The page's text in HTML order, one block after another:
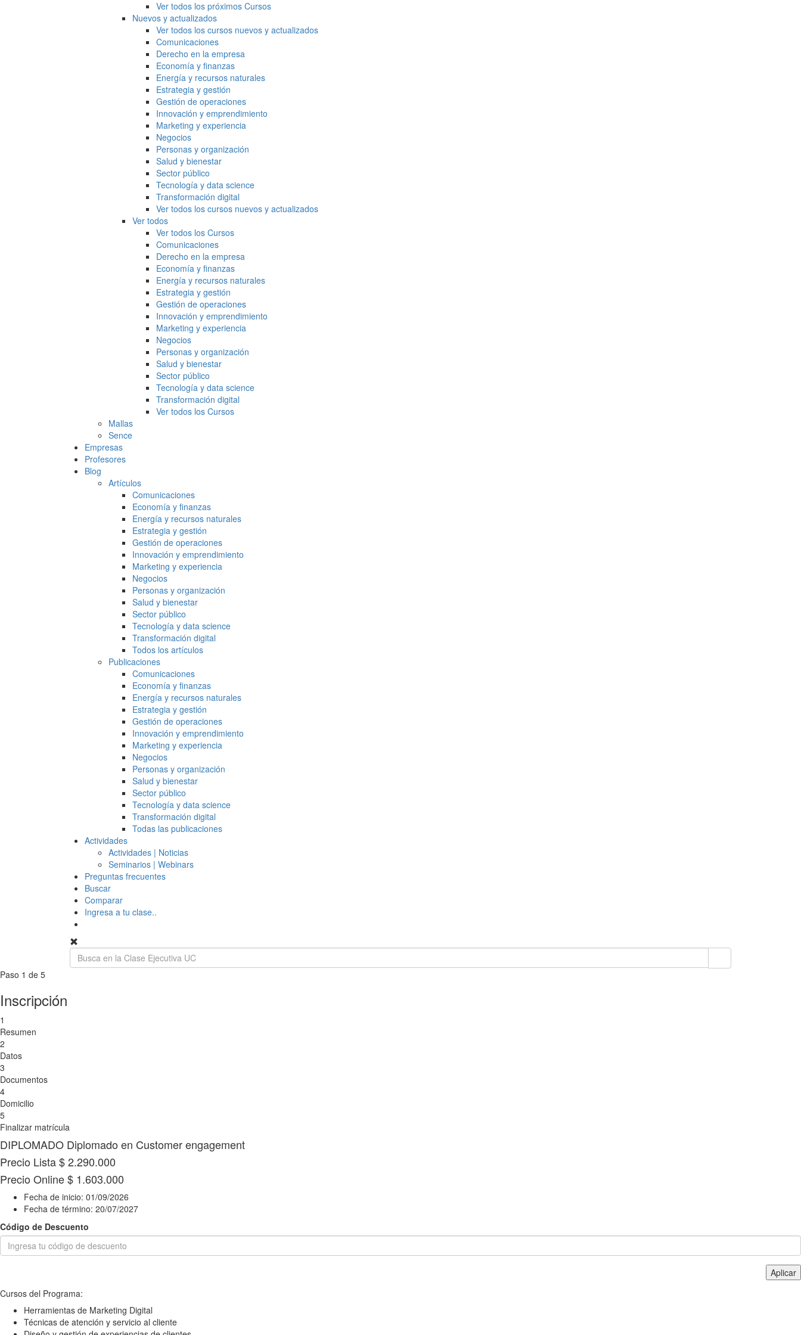
Ver todos los próximos Cursos
Nuevos y actualizados
Ver todos los cursos nuevos y actualizados
Comunicaciones
Derecho en la empresa
Economía y finanzas
Energía y recursos naturales
Estrategia y gestión
Gestión de operaciones
Innovación y emprendimiento
Marketing y experiencia
Negocios
Personas y organización
Salud y bienestar
Sector público
Tecnología y data science
Transformación digital
Ver todos los cursos nuevos y actualizados
Ver todos
Ver todos los Cursos
Comunicaciones
Derecho en la empresa
Economía y finanzas
Energía y recursos naturales
Estrategia y gestión
Gestión de operaciones
Innovación y emprendimiento
Marketing y experiencia
Negocios
Personas y organización
Salud y bienestar
Sector público
Tecnología y data science
Transformación digital
Ver todos los Cursos
Mallas
Sence
Empresas
Profesores
Blog
Artículos
Comunicaciones
Economía y finanzas
Energía y recursos naturales
Estrategia y gestión
Gestión de operaciones
Innovación y emprendimiento
Marketing y experiencia
Negocios
Personas y organización
Salud y bienestar
Sector público
Tecnología y data science
Transformación digital
Todos los artículos
Publicaciones
Comunicaciones
Economía y finanzas
Energía y recursos naturales
Estrategia y gestión
Gestión de operaciones
Innovación y emprendimiento
Marketing y experiencia
Negocios
Personas y organización
Salud y bienestar
Sector público
Tecnología y data science
Transformación digital
Todas las publicaciones
Actividades
Actividades | Noticias
Seminarios | Webinars
Preguntas frecuentes
Buscar
Comparar
Ingresa a tu clase..
Paso 1 de 5
Inscripción
1
Resumen
2
Datos
3
Documentos
4
Domicilio
5
Finalizar matrícula
DIPLOMADO Diplomado en Customer engagement
Precio Lista$ 2.290.000
Precio Online$ 1.603.000
Fecha de inicio: 01/09/2026
Fecha de término: 20/07/2027
Código de Descuento
Aplicar
Cursos del Programa:
Herramientas de Marketing Digital
Técnicas de atención y servicio al cliente